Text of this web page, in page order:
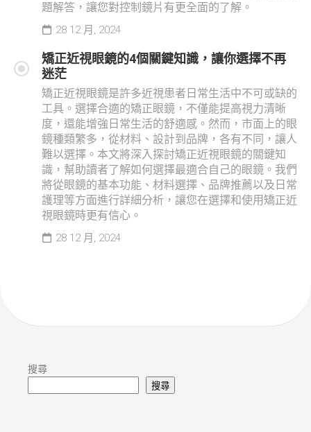
題解答，讓您對控制鏡片有更全面的了解。
28 12 月, 2024
矯正近視眼鏡的4個關鍵知識，讓你選擇不再
迷茫
矯正近視眼鏡是許多近視患者日常生活中不可或缺的
工具。選擇合適的矯正眼鏡，不僅能提高視力清晰
度，還能增強日常生活的舒適感。然而，市面上的眼
鏡種類繁多，從材料、設計到品牌，各有不同，讓人
難以選擇。本文將深入探討矯正近視眼鏡的關鍵知
識，幫助讀者了解如何選擇最適合自己的眼鏡。我們
將從眼鏡的基本功能、材料選擇、品牌推薦以及日常
護理等方面進行詳細分析，讓您在選擇和使用矯正近
視眼鏡時更有信心。
28 12 月, 2024
搜尋
搜尋